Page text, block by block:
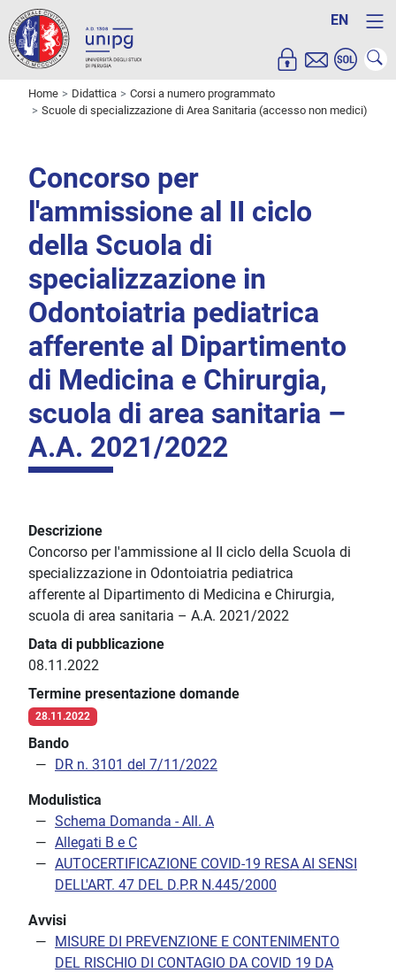
EN
Home Didattica
Corsi a numero programmato
Scuole di specializzazione di Area Sanitaria (accesso non medici)
Concorso per
l'ammissione al II ciclo
della Scuola di
specializzazione in
Odontoiatria pediatrica
afferente al Dipartimento
di Medicina e Chirurgia,
scuola di area sanitaria –
A.A. 2021/2022
Descrizione
Concorso per l'ammissione al II ciclo della Scuola di
specializzazione in Odontoiatria pediatrica
afferente al Dipartimento di Medicina e Chirurgia,
scuola di area sanitaria – A.A. 2021/2022
Data di pubblicazione
08.11.2022
Termine presentazione domande
28.11.2022
Bando
DR n. 3101 del 7/11/2022
Modulistica
Schema Domanda - All. A
Allegati B e C
AUTOCERTIFICAZIONE COVID-19 RESA AI SENSI
DELL'ART. 47 DEL D.P.R N.445/2000
Avvisi
MISURE DI PREVENZIONE E CONTENIMENTO
DEL RISCHIO DI CONTAGIO DA COVID 19 DA